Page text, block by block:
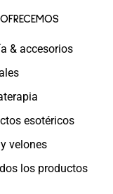
& accesorios
esotéricos
velones
los productos